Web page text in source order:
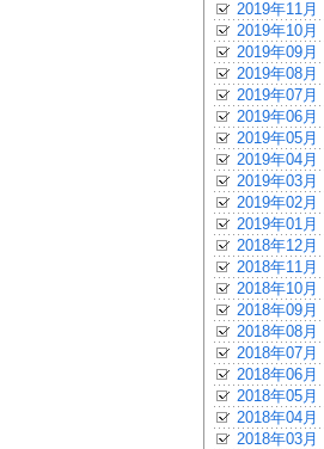
2019年11月
2019年10月
2019年09月
2019年08月
2019年07月
2019年06月
2019年05月
2019年04月
2019年03月
2019年02月
2019年01月
2018年12月
2018年11月
2018年10月
2018年09月
2018年08月
2018年07月
2018年06月
2018年05月
2018年04月
2018年03月